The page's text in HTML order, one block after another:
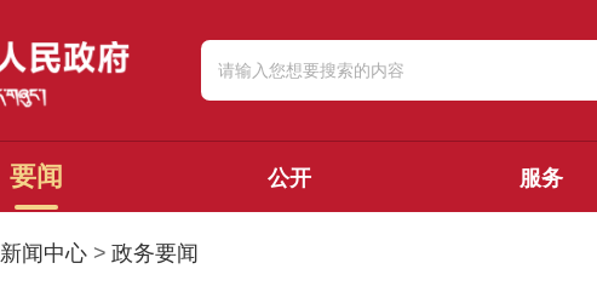
要闻 公开 服务
新闻中心 > 政务要闻